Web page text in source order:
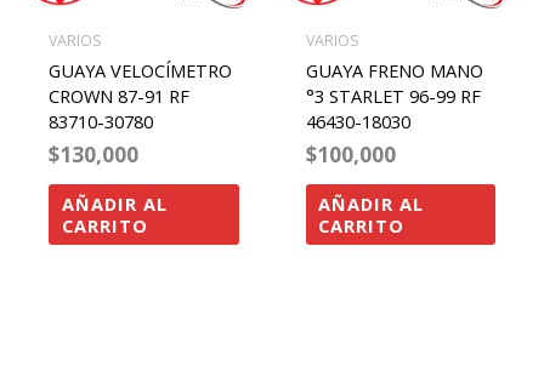
VARIOS
GUAYA VELOCÍMETRO
CROWN 87-91 RF
83710-30780
$130,000
AÑADIR AL
CARRITO
VARIOS
GUAYA FRENO MANO
°3 STARLET 96-99 RF
46430-18030
$100,000
AÑADIR AL
CARRITO